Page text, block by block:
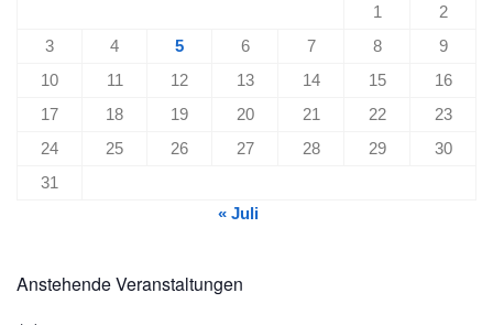
1
2
3
4 5 6 7 8
9
10
11 12 13 14 15
16
17
18 19 20 21 22
23
24
25 26 27 28 29
30
31
« Juli
Anstehende Veranstaltungen